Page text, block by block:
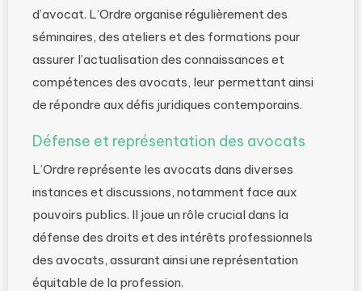
d’avocat. L’Ordre organise régulièrement des
séminaires, des ateliers et des formations pour
assurer l’actualisation des connaissances et
compétences des avocats, leur permettant ainsi
de répondre aux défis juridiques contemporains.
Défense et représentation des avocats
L’Ordre représente les avocats dans diverses
instances et discussions, notamment face aux
pouvoirs publics. Il joue un rôle crucial dans la
défense des droits et des intérêts professionnels
des avocats, assurant ainsi une représentation
équitable de la profession.